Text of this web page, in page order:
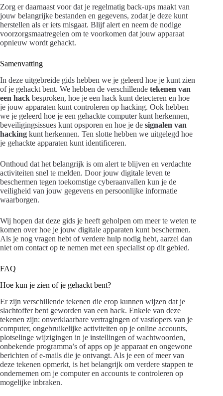
Zorg er daarnaast voor dat je regelmatig back-ups maakt van
jouw belangrijke bestanden en gegevens, zodat je deze kunt
herstellen als er iets misgaat. Blijf alert en neem de nodige
voorzorgsmaatregelen om te voorkomen dat jouw apparaat
opnieuw wordt gehackt.
Samenvatting
In deze uitgebreide gids hebben we je geleerd hoe je kunt zien
of je gehackt bent. We hebben de verschillende tekenen van
een hack besproken, hoe je een hack kunt detecteren en hoe
je jouw apparaten kunt controleren op hacking. Ook hebben
we je geleerd hoe je een gehackte computer kunt herkennen,
beveiligingsissues kunt opsporen en hoe je de signalen van
hacking kunt herkennen. Ten slotte hebben we uitgelegd hoe
je gehackte apparaten kunt identificeren.
Onthoud dat het belangrijk is om alert te blijven en verdachte
activiteiten snel te melden. Door jouw digitale leven te
beschermen tegen toekomstige cyberaanvallen kun je de
veiligheid van jouw gegevens en persoonlijke informatie
waarborgen.
Wij hopen dat deze gids je heeft geholpen om meer te weten te
komen over hoe je jouw digitale apparaten kunt beschermen.
Als je nog vragen hebt of verdere hulp nodig hebt, aarzel dan
niet om contact op te nemen met een specialist op dit gebied.
FAQ
Hoe kun je zien of je gehackt bent?
Er zijn verschillende tekenen die erop kunnen wijzen dat je
slachtoffer bent geworden van een hack. Enkele van deze
tekenen zijn: onverklaarbare vertragingen of vastlopers van je
computer, ongebruikelijke activiteiten op je online accounts,
plotselinge wijzigingen in je instellingen of wachtwoorden,
onbekende programma’s of apps op je apparaat en ongewone
berichten of e-mails die je ontvangt. Als je een of meer van
deze tekenen opmerkt, is het belangrijk om verdere stappen te
ondernemen om je computer en accounts te controleren op
mogelijke inbraken.